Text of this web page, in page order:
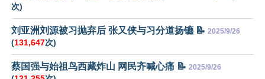
次)
刘亚洲刘源被习抛弃后 张又侠与习分道扬镳 📝 2025/9/26
(131,647次)
蔡国强与始祖鸟西藏炸山 网民齐喊心痛 📝 2025/9/26